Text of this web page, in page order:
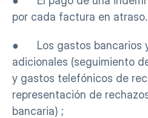
por cada factura en atraso.
●      Los gastos
adicionales (seguimiento
y gastos telefónicos de
representación de
bancaria) ;